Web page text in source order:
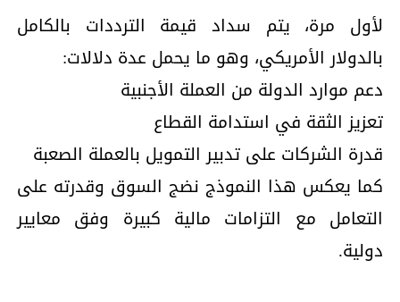
لأول مرة، يتم سداد قيمة الترددات بالكامل
بالدولار الأمريكي، وهو ما يحمل عدة دلالات:
دعم موارد الدولة من العملة الأجنبية
تعزيز الثقة في استدامة القطاع
قدرة الشركات على تدبير التمويل بالعملة الصعبة
كما يعكس هذا النموذج نضج السوق وقدرته على
التعامل مع التزامات مالية كبيرة وفق معايير
دولية.